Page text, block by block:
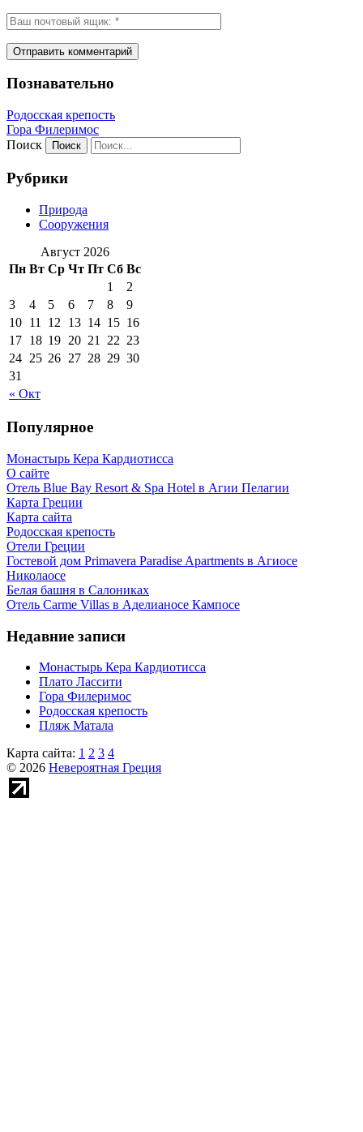
Познавательно
Родосская крепость
Гора Филеримос
Поиск
Рубрики
Природа
Сооружения
Август 2026
Пн Вт Ср Чт Пт Сб Вс
« Окт
1
2
3
4 5 6 7 8
9
10 11 12 13 14 15 16
17 18 19 20 21 22 23
24 25 26 27 28 29 30
31
Популярное
Монастырь Кера Кардиотисса
О сайте
Отель Blue Bay Resort & Spa Hotel в Агии Пелагии
Карта Греции
Карта сайта
Родосская крепость
Отели Греции
Гостевой дом Primavera Paradise Apartments в Агиосе
Николаосе
Белая башня в Салониках
Отель Carme Villas в Аделианосе Кампосе
Недавние записи
Монастырь Кера Кардиотисса
Плато Лассити
Гора Филеримос
Родосская крепость
Пляж Матала
Карта сайта: 1 2 3 4
© 2026 Невероятная Греция